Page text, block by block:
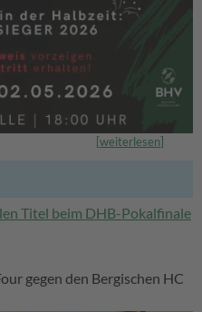
[weiterlesen]
Titel beim DHB-Pokalfinale
gegen den Bergischen HC